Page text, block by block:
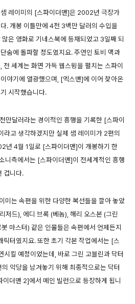
레이미의 [스파이더맨]은 2002년 극장가
. 개봉 이틀만에 4천 3백만 달러의 수입을
은 영화로 기네스북에 등재되었고 3일째 되
숨에 돌파할 정도였지요. 주연인 토비 맥과
전 세계는 화면 가득 웹스윙을 펼치는 스파이
야기에 열광했으며, [엑스맨]에 이어 찾아온
시작했습니다.
만달러라는 경이적인 흥행을 기록한 [스파이
라고 생각하겠지만 실제 샘 레이미가 2편의
년 4월 1일로 [스파이더맨]이 개봉하기 한
니측에서는 [스파이더맨]이 전세계적인 흥행
겁니다.
미는 속편을 위한 다양한 복선들을 깔아 놓았
저드), 에디 브록 (베놈), 해리 오스본 (그린
마스터) 같은 인물들은 속편에서 언제든지
릭터였지요. 또한 초기 각본 작업에서는 [스
시킬 예정이었는데, 바로 그린 고블린과 닥터
악당을 남겨놓기 위해 최종적으로는 닥터
더맨 2]에서 메인 빌런으로 등장하게 됩니